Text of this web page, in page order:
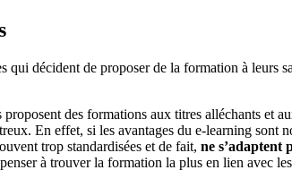
qui décident de proposer de la formation à
proposent des formations aux titres alléchants et
En effet, si les avantages du e-learning
trop standardisées et de fait, ne s’adaptent
à trouver la formation la plus en lien avec